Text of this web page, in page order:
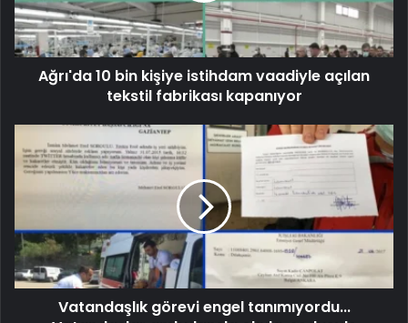
Ağrı'da 10 bin kişiye istihdam vaadiyle açılan
tekstil fabrikası kapanıyor
Vatandaşlık görevi engel tanımıyordu...